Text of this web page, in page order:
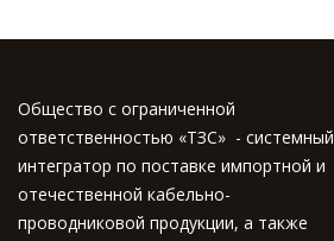
Общество с ограниченной
ответственностью «ТЗС» - системный
интегратор по поставке импортной и
отечественной кабельно-
проводниковой продукции, а также